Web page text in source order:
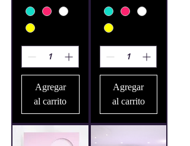
Agregar
al carrito
Agregar
al carrito